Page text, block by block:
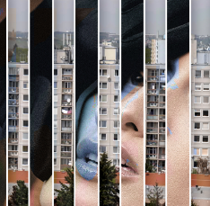
Pro děti
edu
Vše o ČT